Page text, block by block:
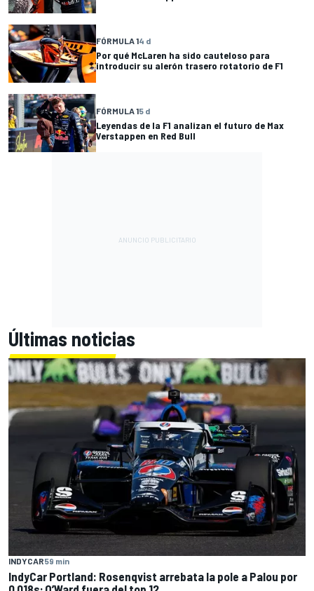
FÓRMULA 14 d
Por qué McLaren ha sido cauteloso para
introducir su alerón trasero rotatorio de F1
FÓRMULA 15 d
Leyendas de la F1 analizan el futuro de Max
Verstappen en Red Bull
Últimas noticias
INDYCAR59 min
IndyCar Portland: Rosenqvist arrebata la pole a Palou por